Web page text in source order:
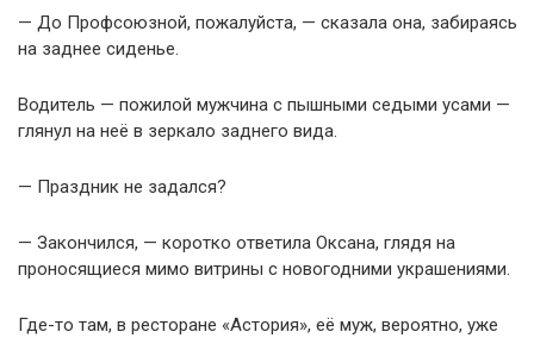
— До Профсоюзной, пожалуйста, — сказала она, забираясь
на заднее сиденье.
Водитель — пожилой мужчина с пышными седыми усами —
глянул на неё в зеркало заднего вида.
— Праздник не задался?
— Закончился, — коротко ответила Оксана, глядя на
проносящиеся мимо витрины с новогодними украшениями.
Где-то там, в ресторане «Астория», её муж, вероятно, уже